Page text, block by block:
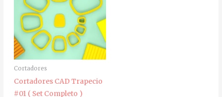
Cortadores
Cortadores CAD Trapecio
#01 ( Set Completo )